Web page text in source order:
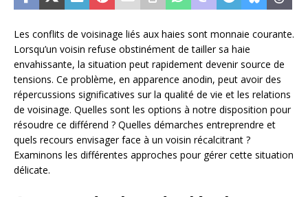
Les conflits de voisinage liés aux haies sont monnaie courante.
Lorsqu’un voisin refuse obstinément de tailler sa haie
envahissante, la situation peut rapidement devenir source de
tensions. Ce problème, en apparence anodin, peut avoir des
répercussions significatives sur la qualité de vie et les relations
de voisinage. Quelles sont les options à notre disposition pour
résoudre ce différend ? Quelles démarches entreprendre et
quels recours envisager face à un voisin récalcitrant ?
Examinons les différentes approches pour gérer cette situation
délicate.